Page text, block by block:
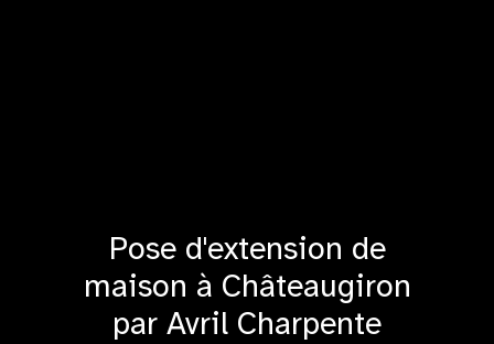
Pose d'extension de
maison à Châteaugiron
par Avril Charpente